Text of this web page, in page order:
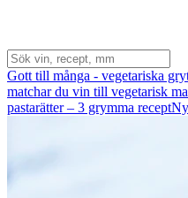
Gott till många - vegetariska
matchar du vin till vegetarisk
pastarätter – 3 grymma recept